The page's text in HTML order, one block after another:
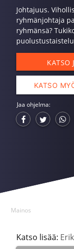
Johtajuus.
ryhmänjohtaja
ryhmänsä?
KATSO
KATSO
Jaa ohjelma:
Mainos
Katso lisää: